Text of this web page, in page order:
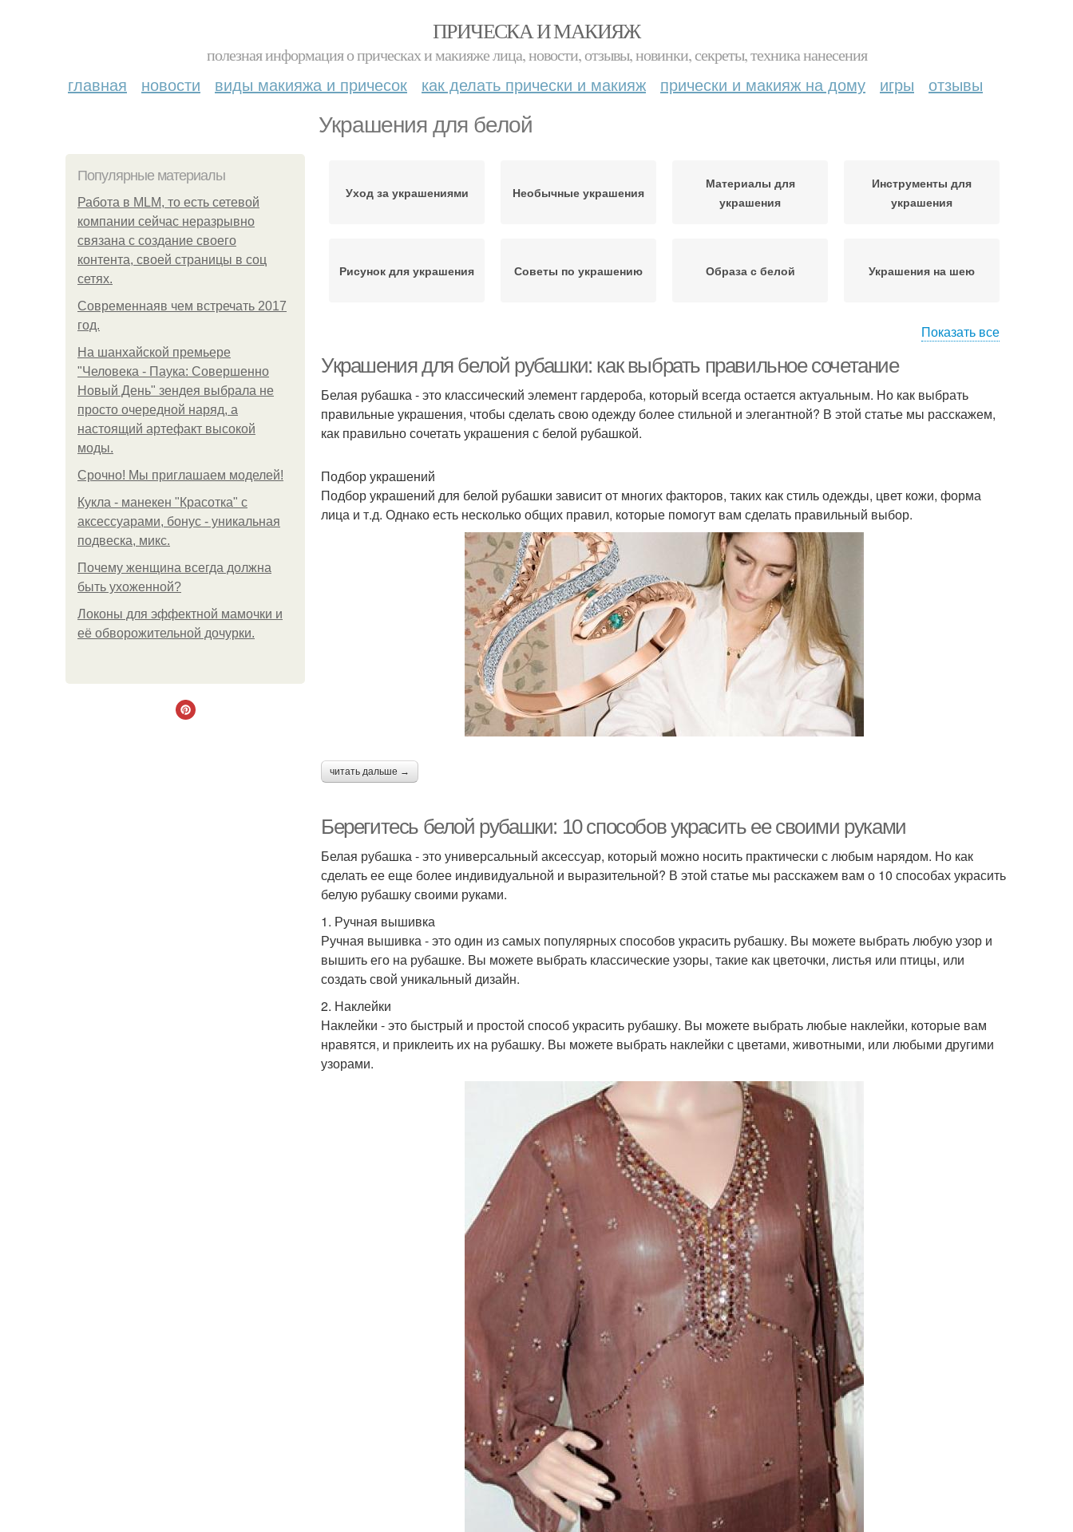
ПРИЧЕСКА И МАКИЯЖ
полезная информация о прическах и макияже лица, новости, отзывы, новинки, секреты, техника нанесения
главная новости виды макияжа и причесок как делать прически и макияж прически и макияж на дому игры отзывы
Украшения для белой
Популярные материалы
Работа в MLM, то есть сетевой
компании сейчас неразрывно
связана с создание своего
контента, своей страницы в соц
сетях.
Современнаяв чем встречать 2017
год.
На шанхайской премьере
"Человека - Паука: Совершенно
Новый День" зендея выбрала не
просто очередной наряд, а
настоящий артефакт высокой
моды.
Срочно! Мы приглашаем моделей!
Кукла - манекен "Красотка" с
аксессуарами, бонус - уникальная
подвеска, микс.
Почему женщина всегда должна
быть ухоженной?
Локоны для эффектной мамочки и
её обворожительной дочурки.
Уход за украшениями Необычные украшения
Материалы для
украшения
Инструменты для
украшения
Рисунок для украшения Советы по украшению Образа с белой Украшения на шею
Ткани при украшении
Заголовочные
украшения
Показать все
Украшения для белой рубашки: как выбрать правильное сочетание
Белая рубашка - это классический элемент гардероба, который всегда остается актуальным. Но как выбрать
правильные украшения, чтобы сделать свою одежду более стильной и элегантной? В этой статье мы расскажем,
как правильно сочетать украшения с белой рубашкой.
Подбор украшений
Подбор украшений для белой рубашки зависит от многих факторов, таких как стиль одежды, цвет кожи, форма
лица и т.д. Однако есть несколько общих правил, которые помогут вам сделать правильный выбор.
читать дальше →
Берегитесь белой рубашки: 10 способов украсить ее своими руками
Белая рубашка - это универсальный аксессуар, который можно носить практически с любым нарядом. Но как
сделать ее еще более индивидуальной и выразительной? В этой статье мы расскажем вам о 10 способах украсить
белую рубашку своими руками.
1. Ручная вышивка
Ручная вышивка - это один из самых популярных способов украсить рубашку. Вы можете выбрать любую узор и
вышить его на рубашке. Вы можете выбрать классические узоры, такие как цветочки, листья или птицы, или
создать свой уникальный дизайн.
2. Наклейки
Наклейки - это быстрый и простой способ украсить рубашку. Вы можете выбрать любые наклейки, которые вам
нравятся, и приклеить их на рубашку. Вы можете выбрать наклейки с цветами, животными, или любыми другими
узорами.